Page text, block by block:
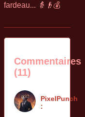
fardeau... 👵👴💰
Commentaires
(11)
PixelPunch
: